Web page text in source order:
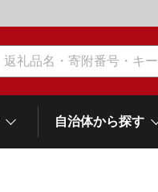
自治体から探す